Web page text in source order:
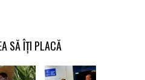
SĂ ÎȚI PLACĂ